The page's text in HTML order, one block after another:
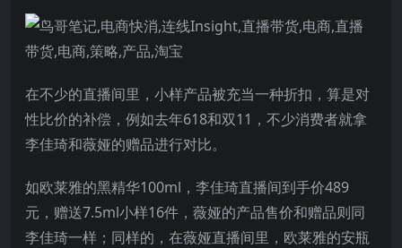
在不少的直播间里，小样产品被充当一种折扣，算是对
性比价的补偿，例如去年618和双11，不少消费者就拿
李佳琦和薇娅的赠品进行对比。
如欧莱雅的黑精华100ml，李佳琦直播间到手价489
元，赠送7.5ml小样16件，薇娅的产品售价和赠品则同
李佳琦一样；同样的，在薇娅直播间里，欧莱雅的安瓶